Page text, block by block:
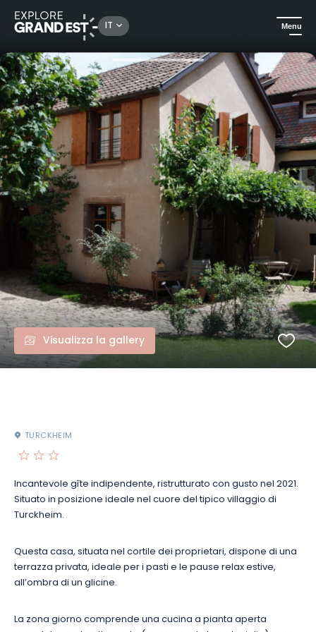
IT Menu
Case vacanza
Visualizza la gallery
TURCKHEIM
Incantevole gîte indipendente, ristrutturato con gusto nel 2021.
Situato in posizione ideale nel cuore del tipico villaggio di
Turckheim.
Questa casa, situata nel cortile dei proprietari, dispone di una
terrazza privata, ideale per i pasti e le pause relax estive,
all’ombra di un glicine.
La zona giorno comprende una cucina a pianta aperta